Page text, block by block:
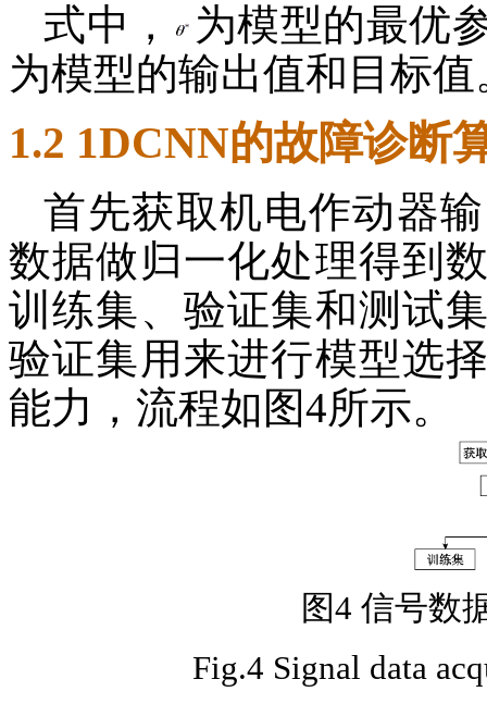
式中，
为模型的最优
为模型的输出值和目标值
1.2 1DCNN的故障诊断
首先获取机电作动器
数据做归一化处理得到
训练集、验证集和测试
验证集用来进行模型选
能力，流程如图4所示。
图4 信号数
Fig.4 Signal data